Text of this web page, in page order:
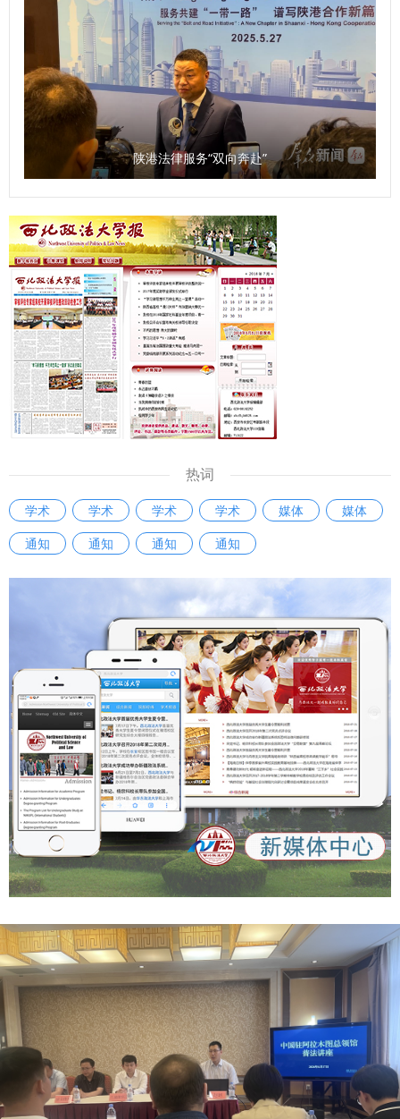
陕港法律服务“双向奔赴”
热词
学术 学术 学术 学术 媒体
媒体
通知
通知 通知 通知